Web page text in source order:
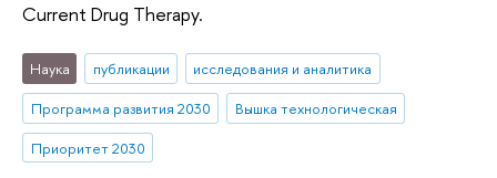
Current Drug Therapy.
Наука публикации
исследования и аналитика
Программа развития 2030
Вышка технологическая
Приоритет 2030